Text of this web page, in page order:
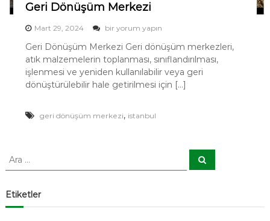
e
i
i
i
n
Geri Dönüşüm Merkezi
Mart 29, 2024
G
r
i
D
ö
ş
r
bir yorum yapın
Geri Dönüşüm Merkezi Geri dönüşüm merkezleri,
atık malzemelerin toplanması, sınıflandırılması,
işlenmesi ve yeniden kullanılabilir veya geri
dönüştürülebilir hale getirilmesi için […]
geri dönüşüm merkezi, istanbul
A
r
Etiketler